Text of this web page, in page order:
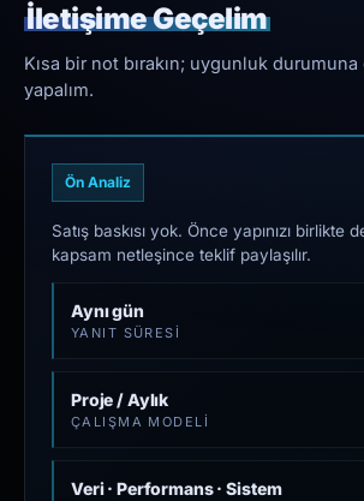
İletişime Geçelim
Kısa bir not bırakın; uygunluk durumuna
yapalım.
Ön Analiz
Satış baskısı yok. Önce yapınızı birlikte
kapsam netleşince teklif paylaşılır.
Aynı gün
YANIT SÜRESI
Proje / Aylık
ÇALIŞMA MODELI
Veri · Performans · Sistem